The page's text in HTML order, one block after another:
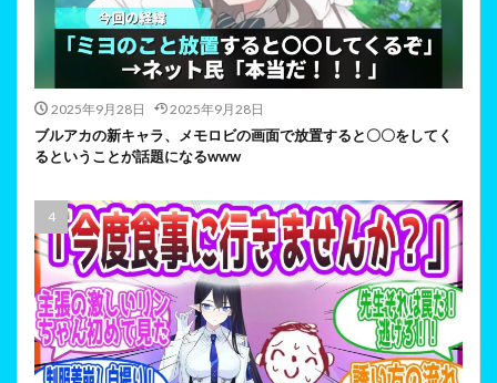
2025年9月28日 2025年9月28日
ブルアカの新キャラ、メモロビの画面で放置すると〇〇をしてく
るということが話題になるwww